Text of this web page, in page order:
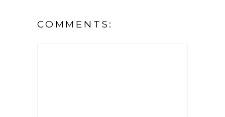
COMMENTS: